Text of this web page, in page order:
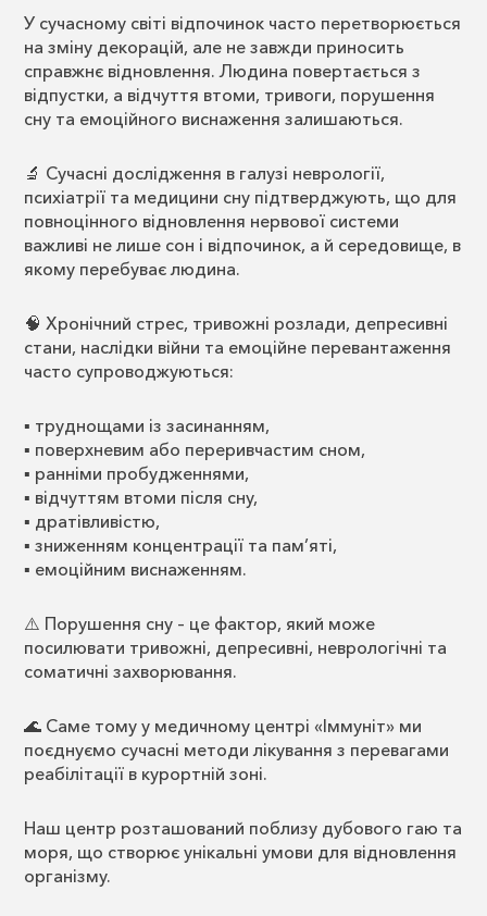
У сучасному світі відпочинок часто перетворюється
на зміну декорацій, але не завжди приносить
справжнє відновлення. Людина повертається з
відпустки, а відчуття втоми, тривоги, порушення
сну та емоційного виснаження залишаються.
🔬 Сучасні дослідження в галузі неврології,
психіатрії та медицини сну підтверджують, що для
повноцінного відновлення нервової системи
важливі не лише сон і відпочинок, а й середовище, в
якому перебуває людина.
🧠 Хронічний стрес, тривожні розлади, депресивні
стани, наслідки війни та емоційне перевантаження
часто супроводжуються:
▪️ труднощами із засинанням,
▪️ поверхневим або переривчастим сном,
▪️ ранніми пробудженнями,
▪️ відчуттям втоми після сну,
▪️ дратівливістю,
▪️ зниженням концентрації та пам’яті,
▪️ емоційним виснаженням.
⚠️ Порушення сну – це фактор, який може
посилювати тривожні, депресивні, неврологічні та
соматичні захворювання.
🌊 Саме тому у медичному центрі «Іммуніт» ми
поєднуємо сучасні методи лікування з перевагами
реабілітації в курортній зоні.
Наш центр розташований поблизу дубового гаю та
моря, що створює унікальні умови для відновлення
організму.